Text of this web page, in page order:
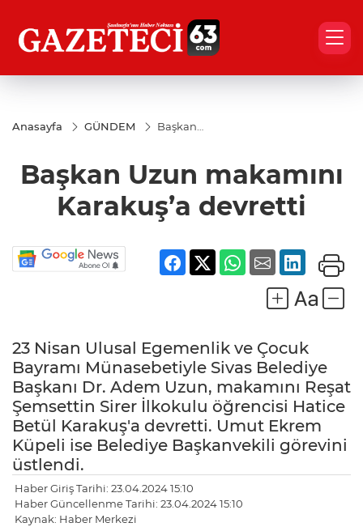
Anasayfa GÜNDEM
Başkan
devretti
Başkan Uzun makamını
Karakuş’a devretti
23 Nisan Ulusal Egemenlik ve Çocuk
Bayramı Münasebetiyle Sivas Belediye
Başkanı Dr. Adem Uzun, makamını Reşat
Şemsettin Sirer İlkokulu öğrencisi Hatice
Betül Karakuş'a devretti. Umut Ekrem
Küpeli ise Belediye Başkanvekili görevini
üstlendi.
Haber Giriş Tarihi: 23.04.2024 15:10
Haber Güncellenme Tarihi: 23.04.2024 15:10
Kaynak: Haber Merkezi